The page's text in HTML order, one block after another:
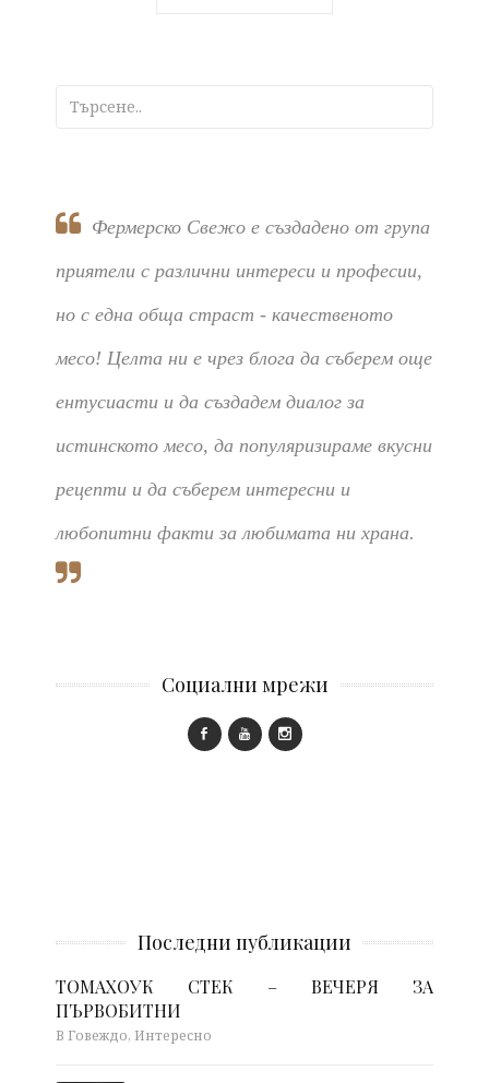
Фермерско Свежо е създадено от група
приятели с различни интереси и професии,
но с една обща страст - качественото
месо! Целта ни е чрез блога да съберем още
ентусиасти и да създадем диалог за
истинското месо, да популяризираме вкусни
рецепти и да съберем интересни и
любопитни факти за любимата ни храна.
Социални мрежи
Последни публикации
ТОМАХОУК СТЕК – ВЕЧЕРЯ ЗА
ПЪРВОБИТНИ
В Говеждо, Интересно